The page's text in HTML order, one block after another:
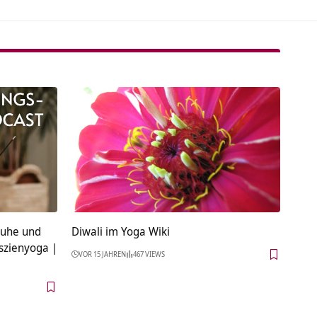
und
|
Diwali im Yoga Wiki
VOR 15 JAHREN 467 VIEWS